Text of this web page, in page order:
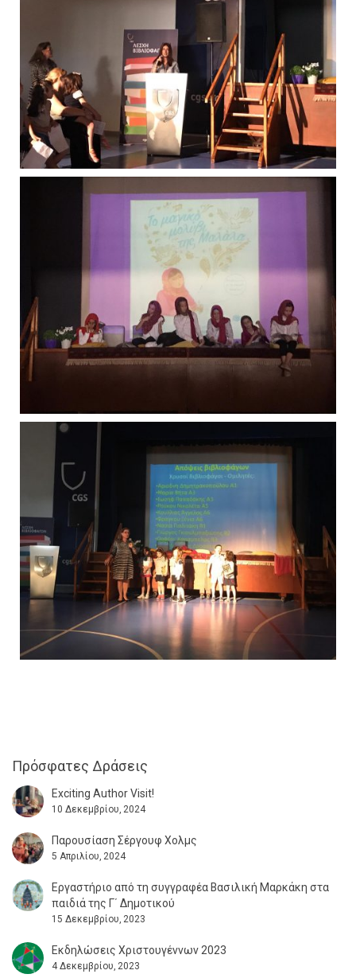
Πρόσφατες Δράσεις
Exciting Author Visit!
10 Δεκεμβρίου, 2024
Παρουσίαση Σέργουφ Χολμς
5 Απριλίου, 2024
Εργαστήριο από τη συγγραφέα Βασιλική Μαρκάκη στα
παιδιά της Γ΄ Δημοτικού
15 Δεκεμβρίου, 2023
Εκδηλώσεις Χριστουγέννων 2023
4 Δεκεμβρίου, 2023